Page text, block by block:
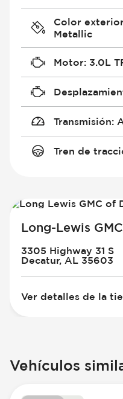
Color
Metallic
Motor: 3.0L
Transmisión:
Tren de
Long-Lewis
3305 Highway 31 S
Decatur, AL 35603
Ver detalles de la
Vehículos